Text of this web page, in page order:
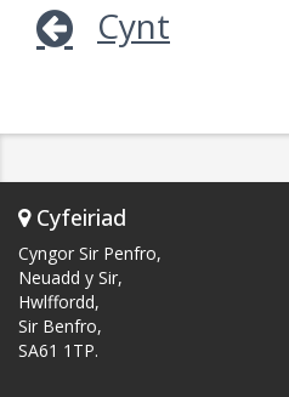
Cynt
Cyfeiriad
Cyngor Sir Penfro,
Neuadd y Sir,
Hwlffordd,
Sir Benfro,
SA61 1TP.